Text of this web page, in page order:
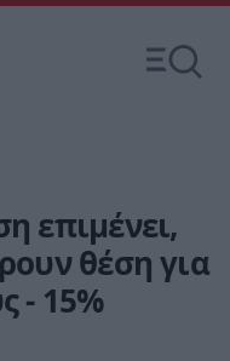
επιμένει,
θέση για
- 15%